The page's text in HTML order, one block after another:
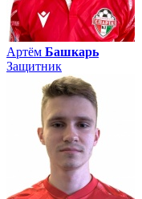
Артём Башкарь
Защитник